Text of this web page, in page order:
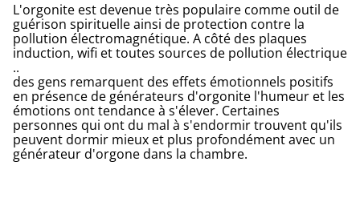
L'orgonite est devenue très populaire comme outil de
guérison spirituelle ainsi de protection contre la
pollution électromagnétique. A côté des plaques
induction, wifi et toutes sources de pollution électrique
..
des gens remarquent des effets émotionnels positifs
en présence de générateurs d'orgonite l'humeur et les
émotions ont tendance à s'élever. Certaines
personnes qui ont du mal à s'endormir trouvent qu'ils
peuvent dormir mieux et plus profondément avec un
générateur d'orgone dans la chambre.